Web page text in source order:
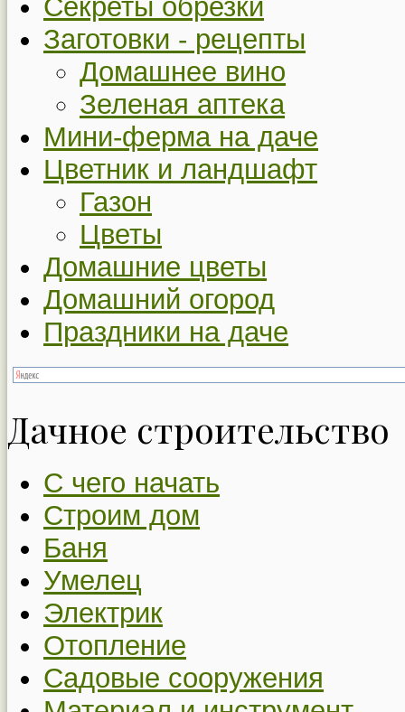
Секреты обрезки
Заготовки - рецепты
Домашнее вино
Зеленая аптека
Мини-ферма на даче
Цветник и ландшафт
Газон
Цветы
Домашние цветы
Домашний огород
Праздники на даче
Дачное строительство
С чего начать
Строим дом
Баня
Умелец
Электрик
Отопление
Садовые сооружения